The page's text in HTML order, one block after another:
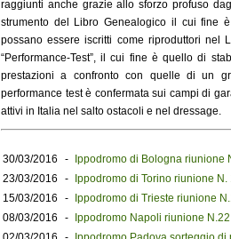
raggiunti anche grazie allo sforzo profuso
strumento del Libro Genealogico il cui fine
possano essere iscritti come riproduttori nel
“Performance-Test”, il cui fine è quello di
prestazioni a confronto con quelle di un
performance test è confermata sui campi di
attivi in Italia nel salto ostacoli e nel dressage.
30/03/2016 -
Ippodromo di Bologna riunione
23/03/2016
-
Ippodromo di Torino riunione
15/03/2016
-
Ippodromo di Trieste riunione
08/03/2016
-
Ippodromo Napoli riunione